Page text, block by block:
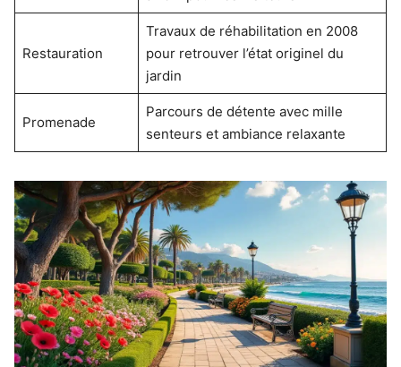
Restauration
Travaux de réhabilitation en 2008
pour retrouver l’état originel du
jardin
Promenade
Parcours de détente avec mille
senteurs et ambiance relaxante